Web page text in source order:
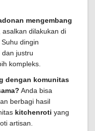
mengembang
dilakukan di
Suhu dingin
justru
kompleks.
dengan komunitas
Anda bisa
berbagi hasil
kitchenroti yang
artisan.